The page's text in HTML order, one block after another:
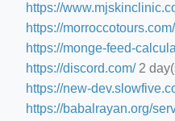
https://
https://morroccotours.com/
https://monge-feed-
https://discord.com/2
https://new-
https://babalrayan.org/